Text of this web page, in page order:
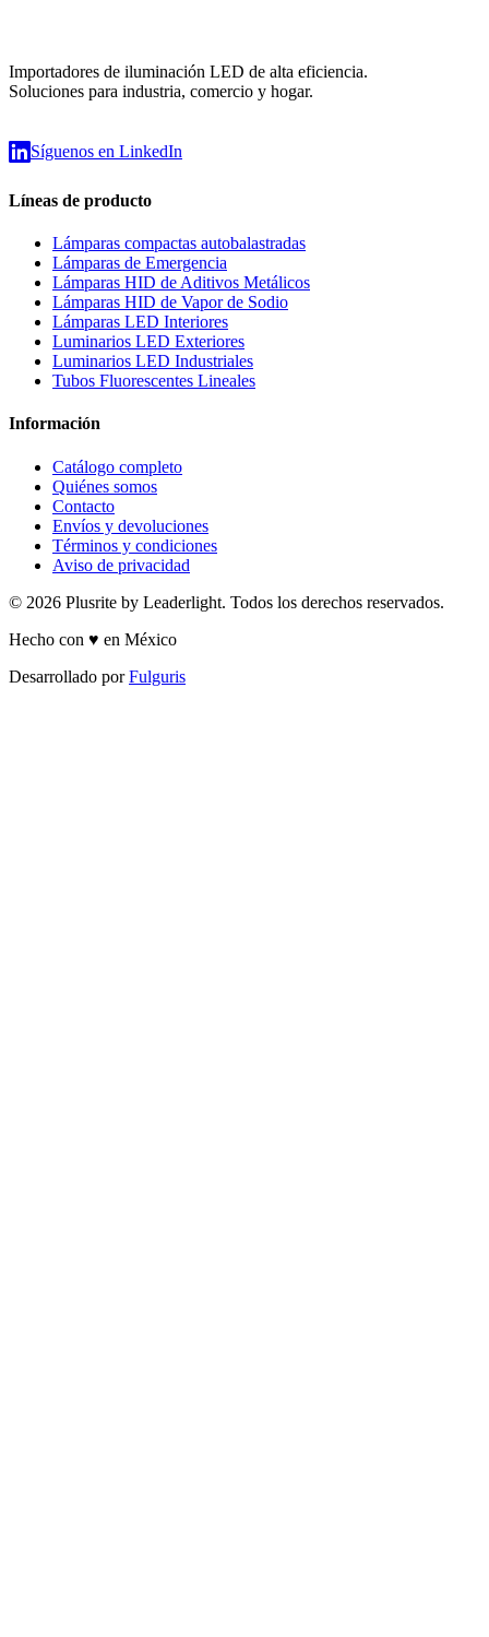
Importadores de iluminación LED de alta eficiencia.
Soluciones para industria, comercio y hogar.
Síguenos en LinkedIn
Líneas de producto
Lámparas compactas autobalastradas
Lámparas de Emergencia
Lámparas HID de Aditivos Metálicos
Lámparas HID de Vapor de Sodio
Lámparas LED Interiores
Luminarios LED Exteriores
Luminarios LED Industriales
Tubos Fluorescentes Lineales
Información
Catálogo completo
Quiénes somos
Contacto
Envíos y devoluciones
Términos y condiciones
Aviso de privacidad
© 2026 Plusrite by Leaderlight. Todos los derechos reservados.
Hecho con ♥ en México
Desarrollado porFulguris